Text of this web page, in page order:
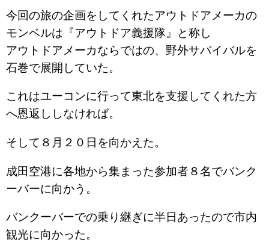
今回の旅の企画をしてくれたアウトドアメーカの
モンベルは『アウトドア義援隊』と称し
アウトドアメーカならではの、野外サバイバルを
石巻で展開していた。
これはユーコンに行って東北を支援してくれた方
へ恩返ししなければ。
そして８月２０日を向かえた。
成田空港に各地から集まった参加者８名でバンク
ーバーに向かう。
バンクーバーでの乗り継ぎに半日あったので市内
観光に向かった。